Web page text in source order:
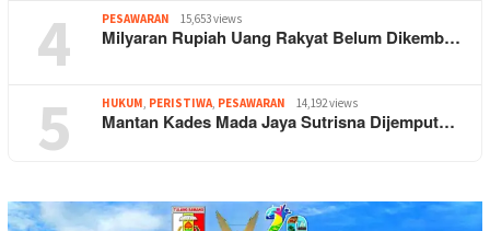
4 PESAWARAN 15,653 views
Milyaran Rupiah Uang Rakyat Belum Dikemb…
5 HUKUM, PERISTIWA, PESAWARAN 14,192 views
Mantan Kades Mada Jaya Sutrisna Dijemput…